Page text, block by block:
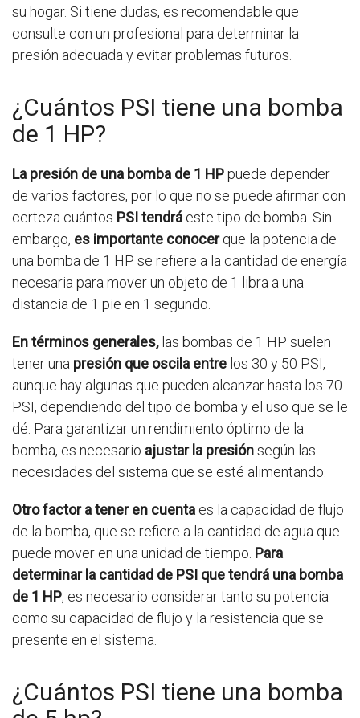
su hogar. Si tiene dudas, es recomendable que
consulte con un profesional para determinar la
presión adecuada y evitar problemas futuros.
¿Cuántos PSI tiene una bomba
de 1 HP?
La presión de una bomba de 1 HPpuede depender
de varios factores, por lo que no se puede afirmar con
certeza cuántos PSI tendrá este tipo de bomba. Sin
embargo, es importante conocerque la potencia de
una bomba de 1 HP se refiere a la cantidad de energía
necesaria para mover un objeto de 1 libra a una
distancia de 1 pie en 1 segundo.
En términos generales,las bombas de 1 HP suelen
tener una presión que oscila entre los 30 y 50 PSI,
aunque hay algunas que pueden alcanzar hasta los 70
PSI, dependiendo del tipo de bomba y el uso que se le
dé. Para garantizar un rendimiento óptimo de la
bomba, es necesario ajustar la presiónsegún las
necesidades del sistema que se esté alimentando.
Otro factor a tener en cuenta es la capacidad de flujo
de la bomba, que se refiere a la cantidad de agua que
puede mover en una unidad de tiempo. Para
determinar la cantidad de PSI que tendrá una bomba
de 1 HP, es necesario considerar tanto su potencia
como su capacidad de flujo y la resistencia que se
presente en el sistema.
¿Cuántos PSI tiene una bomba